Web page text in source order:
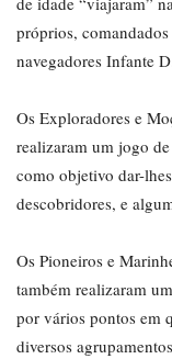
próprios,
navegadores Infante
Os Exploradores e
realizaram um jogo
como objetivo dar-
descobridores, e
Os Pioneiros e
também realizaram
por vários pontos em
diversos